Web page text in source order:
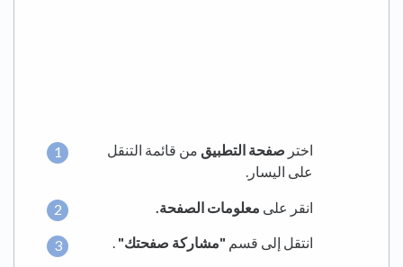
اختر صفحة التطبيق من قائمة التنقل
على اليسار.
انقر على معلومات الصفحة.
انتقل إلى قسم "مشاركة صفحتك" .